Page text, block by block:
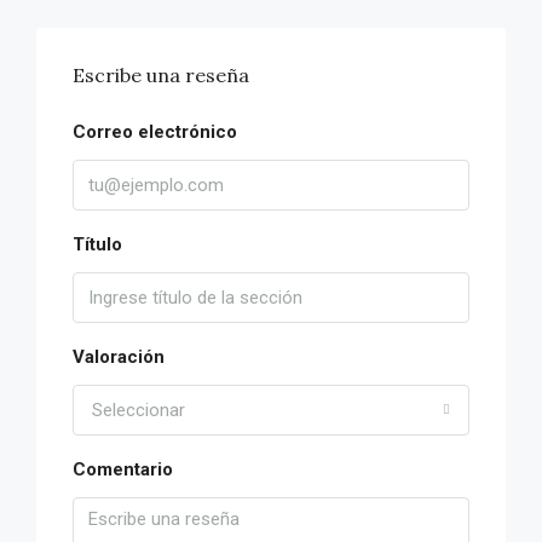
Escribe una reseña
Correo electrónico
Título
Valoración
Seleccionar
Comentario